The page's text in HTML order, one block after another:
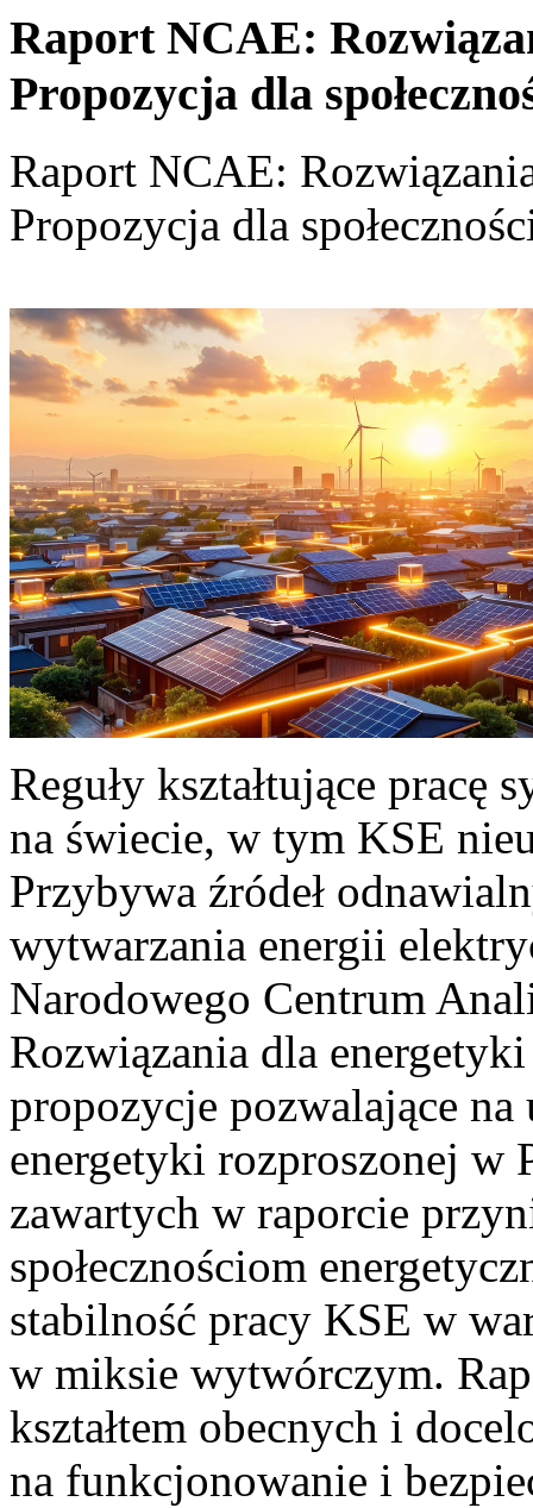
Raport NCAE:
Propozycja dla
Raport NCAE:
Propozycja dla
Reguły kształtujące pracę
na świecie, w tym KSE
Przybywa źródeł
wytwarzania energii
Narodowego Centrum
Rozwiązania dla
propozycje pozwalające
energetyki rozproszonej w
zawartych w raporcie
społecznościom
stabilność pracy KSE w
w miksie wytwórczym.
kształtem obecnych i
na funkcjonowanie i